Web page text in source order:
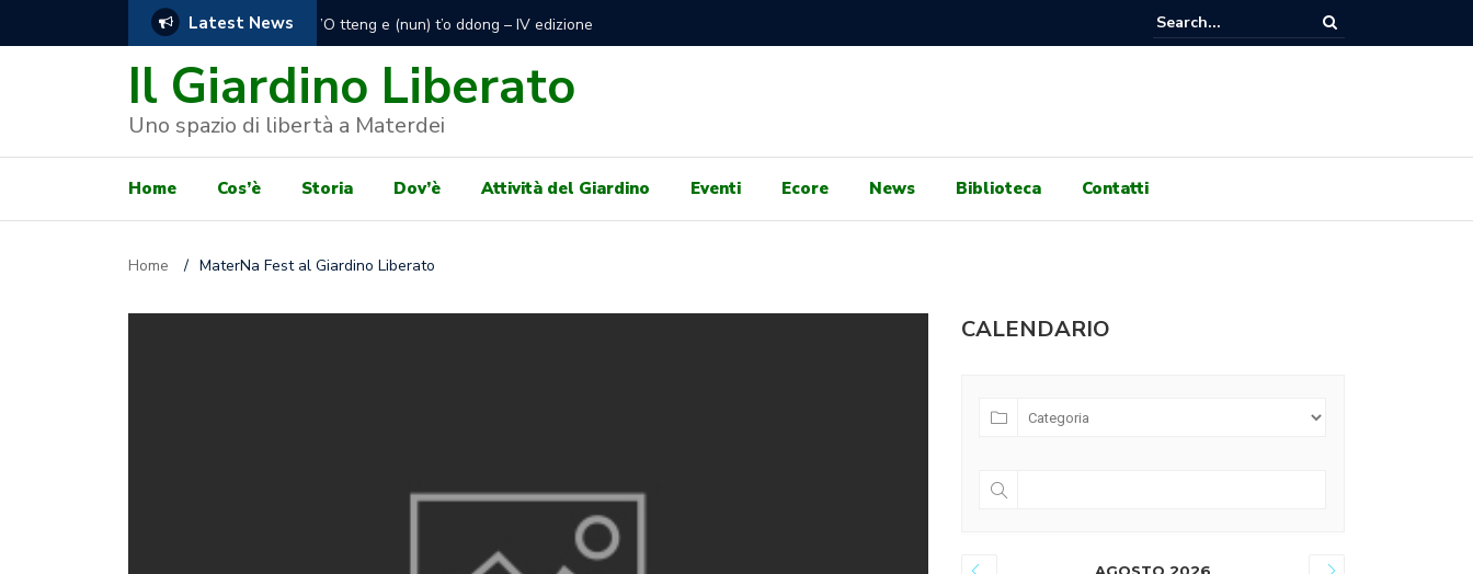
Latest News
Presidio degli attivisti di Mare Libero e gratuito sotto Autorità Portuale per
consegnare a prorogare le concessioni balneari per il 2024
100 GIORNI DI GENOCIDIO, 100 GIORNI DI RESISTENZA! ASSEMBLEA
GENNAIO, ORE 17:30 A GALLERIA PRINCIPE DI NAPOLI!
Il Giardino Liberato
Uno spazio di libertà a Materdei
Home Cos’è Storia Dov’è Attività del Giardino Eventi Ecore News Biblioteca Contatti
Home / MaterNa Fest al Giardino Liberato
CALENDARIO